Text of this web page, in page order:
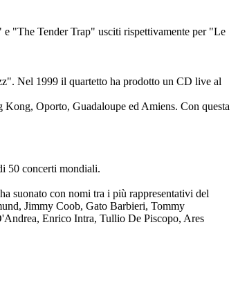
"The Tender Trap" usciti rispettivamente per "Le
Nel 1999 il quartetto ha prodotto un CD live al
Oporto, Guadaloupe ed Amiens. Con questa
50 concerti mondiali.
suonato con nomi tra i più rappresentativi del
Jimmy Coob, Gato Barbieri, Tommy
Enrico Intra, Tullio De Piscopo, Ares